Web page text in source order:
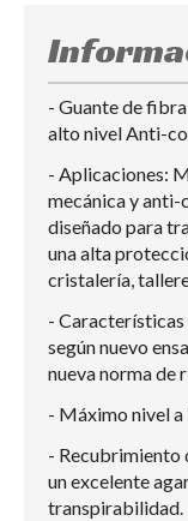
- Guante de
alto nivel Anti-
- Aplicaciones:
mecánica y anti-
diseñado para
una alta
cristalería,
-
según nuevo
nueva norma de
- Máximo nivel a
- Recubrimiento
un excelente
transpirabilidad.